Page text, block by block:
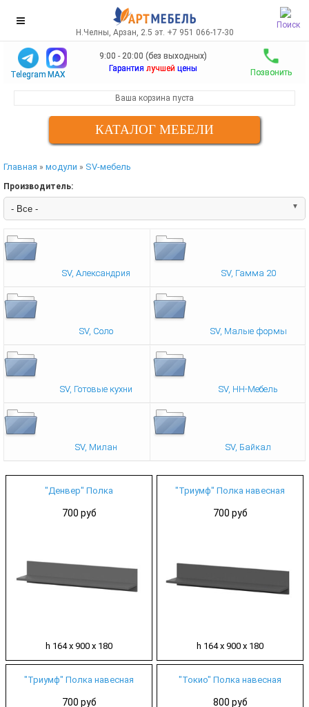
Поиск
Н.Челны, Арзан, 2.5 эт. +7 951 066-17-30
Telegram MAX
9:00 - 20:00 (без выходных)
Гарантия лучшей цены Позвонить
Ваша корзина пуста
КАТАЛОГ МЕБЕЛИ
Главная » модули » SV-мебель
Производитель:
SV, Александрия SV, Гамма 20
SV, Соло SV, Малые формы
SV, Готовые кухни SV, НН-Мебель
SV, Милан SV, Байкал
"Денвер" Полка
700 руб
h 164 х 900 х 180
"Триумф" Полка навесная
700 руб
h 164 х 900 х 180
"Триумф" Полка навесная
700 руб
"Токио" Полка навесная
800 руб